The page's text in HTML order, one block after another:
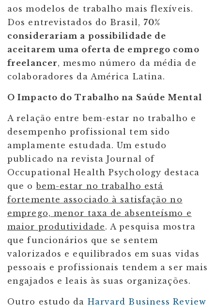
aos modelos de trabalho mais flexíveis.
Dos entrevistados do Brasil, 70%
considerariam a possibilidade de
aceitarem uma oferta de emprego como
freelancer, mesmo número da média de
colaboradores da América Latina.
O Impacto do Trabalho na Saúde Mental
A relação entre bem-estar no trabalho e
desempenho profissional tem sido
amplamente estudada. Um estudo
publicado na revista Journal of
Occupational Health Psychology destaca
que obem-estar no trabalho está
fortemente associado à satisfação no
emprego, menor taxa de absenteísmo e
maior produtividade. A pesquisa mostra
que funcionários que se sentem
valorizados e equilibrados em suas vidas
pessoais e profissionais tendem a ser mais
engajados e leais às suas organizações.
Outro estudo da Harvard Business Review